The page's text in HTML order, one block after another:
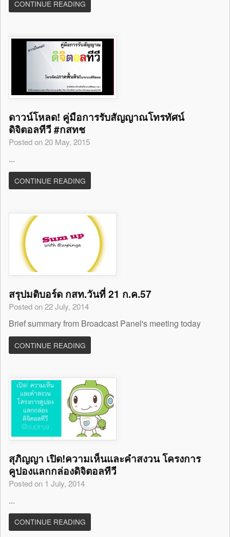
CONTINUE READING
ดาวน์โหลด! คู่มือการรับสัญญาณโทรทัศน์
ดิจิตอลทีวี #กสทช
Posted on 20 May, 2015
...
CONTINUE READING
สรุปมติบอร์ด กสท.วันที่ 21 ก.ค.57
Posted on 22 July, 2014
Brief summary from Broadcast Panel's meeting today
CONTINUE READING
สุภิญญา เปิด!ความเห็นและคำสงวน โครงการ
คูปองแลกกล่องดิจิตอลทีวี
Posted on 1 July, 2014
...
CONTINUE READING